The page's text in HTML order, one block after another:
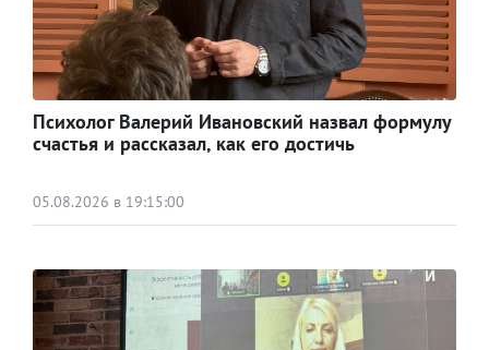
Психолог Валерий Ивановский назвал формулу
счастья и рассказал, как его достичь
05.08.2026 в 19:15:00